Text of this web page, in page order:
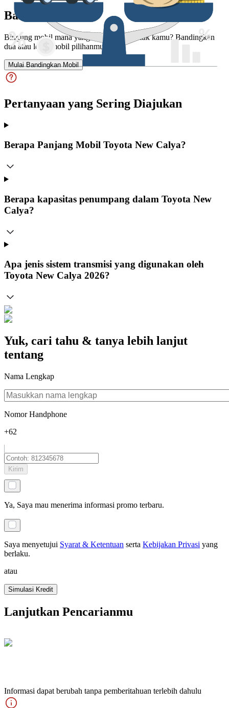
Bandingkan
Bingung mobil mana yang lebih cocok untuk kamu? Bandingkan
dua atau lebih mobil pilihanmu.
Mulai Bandingkan Mobil
Pertanyaan yang Sering Diajukan
Berapa Panjang Mobil Toyota New Calya?
Berapa kapasitas penumpang dalam Toyota New
Calya?
Apa jenis sistem transmisi yang digunakan oleh
Toyota New Calya 2026?
Yuk, cari tahu & tanya lebih lanjut
tentang
Nama Lengkap
Nomor Handphone
+62
Kirim
Ya, Saya mau menerima informasi promo terbaru.
Saya menyetujui Syarat & Ketentuan serta Kebijakan Privasi yang
berlaku.
atau
Simulasi Kredit
Lanjutkan Pencarianmu
Informasi dapat berubah tanpa pemberitahuan terlebih dahulu